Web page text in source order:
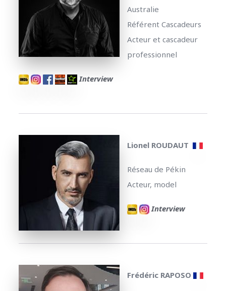
Australie
Référent Cascadeurs
Acteur et cascadeur
professionnel
Interview
Lionel ROUDAUT
Réseau de Pékin
Acteur, model
Interview
Frédéric RAPOSO